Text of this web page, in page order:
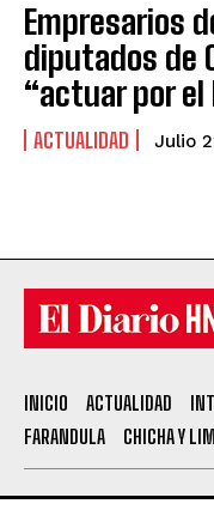
Empresarios
diputados de
“actuar por el
ACTUALIDAD Julio
INICIO ACTUALIDAD
FARANDULA
CHICHA Y